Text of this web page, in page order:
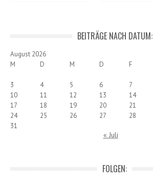
BEITRÄGE NACH DATUM:
August 2026
M
D M D F
3
4 5 6 7
10
11 12 13 14
17
18 19 20 21
24
25 26 27 28
31
« Juli
FOLGEN: